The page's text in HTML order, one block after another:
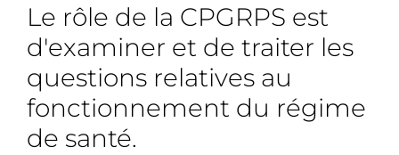
Le rôle de la CPGRPS est
d'examiner et de traiter les
questions relatives au
fonctionnement du régime
de santé.